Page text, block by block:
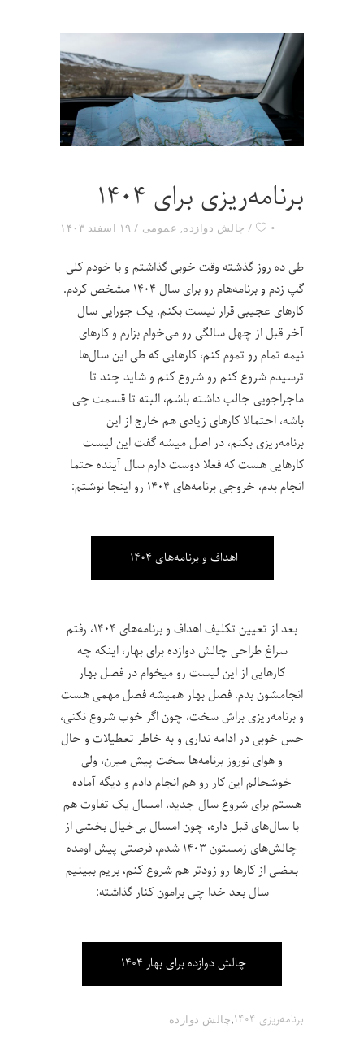
برنامه‌ریزی برای ۱۴۰۴
۱۹ اسفند ۱۴۰۳ چالش دوازده, عمومی ۰
طی ده روز گذشته وقت خوبی گذاشتم و با خودم کلی
گپ‌ زدم و برنامه‌هام رو برای سال ۱۴۰۴ مشخص کردم.
کارهای عجیبی قرار نیست بکنم. یک جورایی سال
آخر قبل از چهل سالگی رو می‌خوام بزارم و کارهای
نیمه تمام رو تموم کنم، کارهایی که طی این سال‌ها
ترسیدم شروع کنم رو شروع کنم و شاید چند تا
ماجراجویی جالب داشته باشم، البته تا قسمت چی
باشه، احتمالا کارهای زیادی هم خارج از این
برنامه‌ریزی بکنم، در اصل میشه گفت این لیست
کارهایی هست که فعلا دوست دارم سال آینده حتما
انجام بدم، خروجی برنامه‌های ۱۴۰۴ رو اینجا نوشتم:
اهداف و برنامه‌های ۱۴۰۴
بعد از تعیین تکلیف اهداف و برنامه‌های ۱۴۰۴، رفتم
سراغ طراحی چالش‌ دوازده برای بهار، اینکه چه
کارهایی از این لیست رو میخوام در فصل بهار
انجامشون بدم. فصل بهار همیشه فصل مهمی هست
و برنامه‌ریزی براش سخت، چون اگر خوب شروع نکنی،
حس خوبی در ادامه نداری و به خاطر تعطیلات و حال
و هوای نوروز برنامه‌ها سخت پیش میرن، ولی
خوشحالم این کار رو هم انجام دادم و دیگه آماده
هستم برای شروع سال جدید، امسال یک تفاوت هم
با سال‌های قبل داره، چون امسال بی‌خیال بخشی از
چالش‌های زمستون ۱۴۰۳ شدم، فرصتی پیش اومده
بعضی از کارها رو زودتر هم شروع کنم، بریم ببینیم
سال بعد خدا چی برامون کنار گذاشته:
چالش دوازده برای بهار ۱۴۰۴
برنامه‌ریزی ۱۴۰۴ ,چالش‌ دوازده